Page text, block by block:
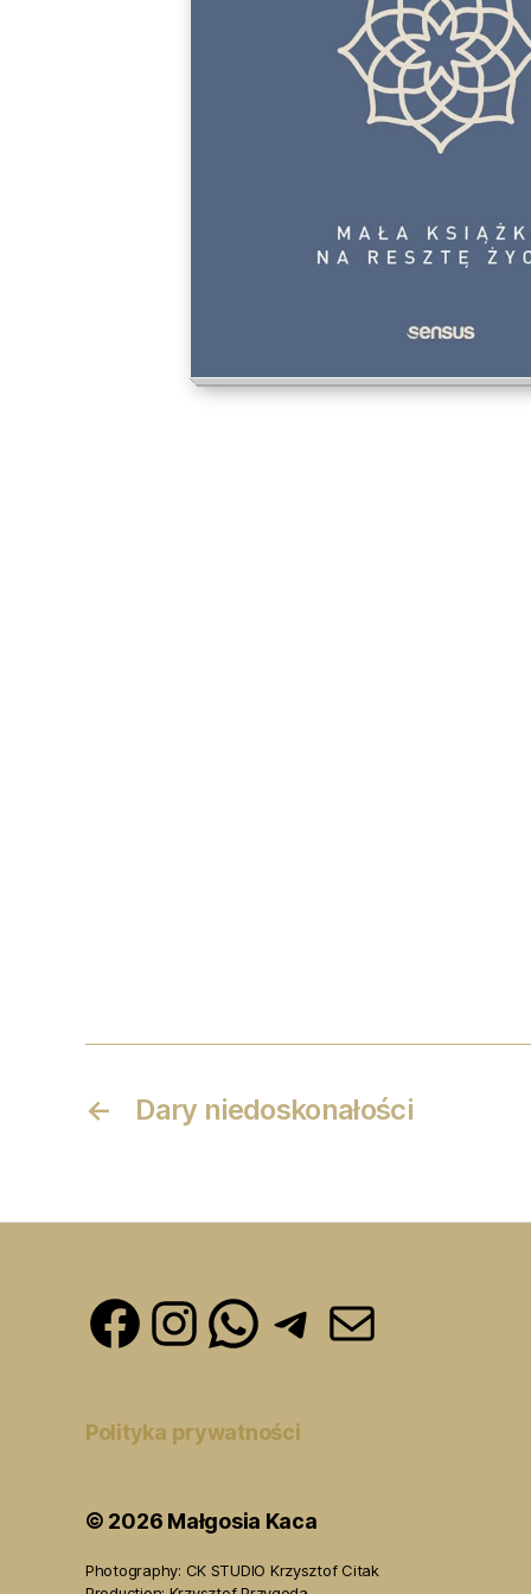
← Dary niedoskonałości
FacebookInstagramWhatsAppTelegram
Mail
Polityka prywatności
© 2026 Małgosia Kaca
Photography: CK STUDIO Krzysztof Citak